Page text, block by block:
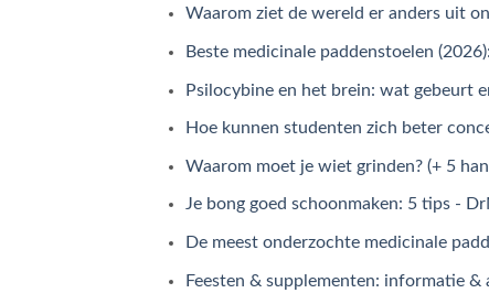
Waarom ziet de wereld er anders uit
Beste medicinale paddenstoelen
Psilocybine en het brein: wat gebeurt
Hoe kunnen studenten zich beter
Waarom moet je wiet grinden? (+ 5
Je bong goed schoonmaken: 5 tips -
De meest onderzochte medicinale
Feesten & supplementen: informatie